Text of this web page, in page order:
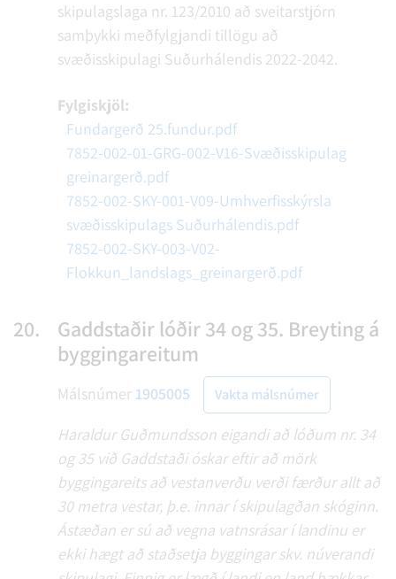
skipulagslaga nr. 123/2010 að sveitarstjórn
samþykki meðfylgjandi tillögu að
svæðisskipulagi Suðurhálendis 2022-2042.
Fylgiskjöl:
Fundargerð 25.fundur.pdf
7852-002-01-GRG-002-V16-Svæðisskipulag
greinargerð.pdf
7852-002-SKY-001-V09-Umhverfisskýrsla
svæðisskipulags Suðurhálendis.pdf
7852-002-SKY-003-V02-
Flokkun_landslags_greinargerð.pdf
20.
Gaddstaðir lóðir 34 og 35. Breyting á
byggingareitum
Málsnúmer 1905005 Vakta málsnúmer
Haraldur Guðmundsson eigandi að lóðum nr. 34
og 35 við Gaddstaði óskar eftir að mörk
byggingareits að vestanverðu verði færður allt að
30 metra vestar, þ.e. innar í skipulagðan skóginn.
Ástæðan er sú að vegna vatnsrásar í landinu er
ekki hægt að staðsetja byggingar skv. núverandi